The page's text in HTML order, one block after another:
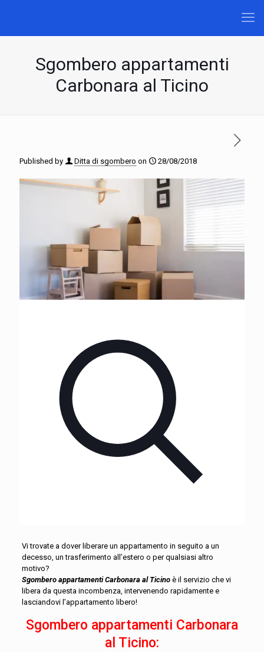
Sgombero appartamenti
Carbonara al Ticino
Published by Ditta di sgombero on 28/08/2018
Vi trovate a dover liberare un appartamento in seguito a un
decesso, un trasferimento all’estero o per qualsiasi altro
motivo?
Sgombero appartamenti Carbonara al Ticino è il servizio che vi
libera da questa incombenza, intervenendo rapidamente e
lasciandovi l’appartamento libero!
Sgombero appartamenti Carbonara
al Ticino: